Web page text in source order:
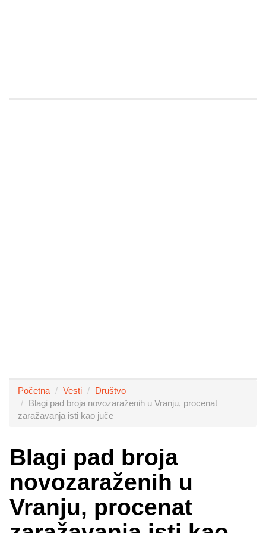
Početna Vesti
Društvo
Blagi pad broja novozaraženih u Vranju, procenat
zaražavanja isti kao juče
Blagi pad broja
novozaraženih u
Vranju, procenat